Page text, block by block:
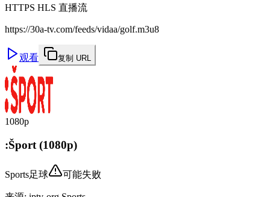
HTTPS HLS 直播流
https://30a-tv.com/feeds/vidaa/golf.m3u8
观看 复制 URL
1080p
:Šport (1080p)
Sports足球 可能失败